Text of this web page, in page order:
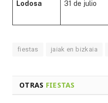
Lodosa 31 de julio
fiestas jaiak en bizkaia
OTRAS FIESTAS